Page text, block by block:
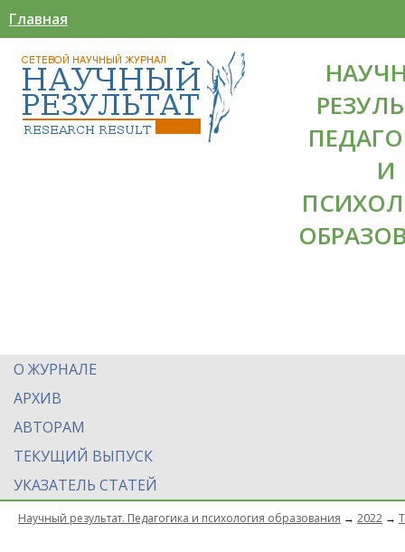
Главная
И
О ЖУРНАЛЕ
АРХИВ
АВТОРАМ
ТЕКУЩИЙ ВЫПУСК
УКАЗАТЕЛЬ СТАТЕЙ
Научный результат. Педагогика и психология образования → 2022 →